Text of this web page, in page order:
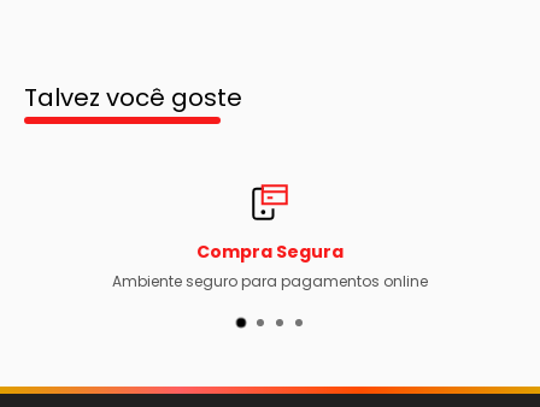
Talvez você goste
Compra Segura
Ambiente seguro para pagamentos online